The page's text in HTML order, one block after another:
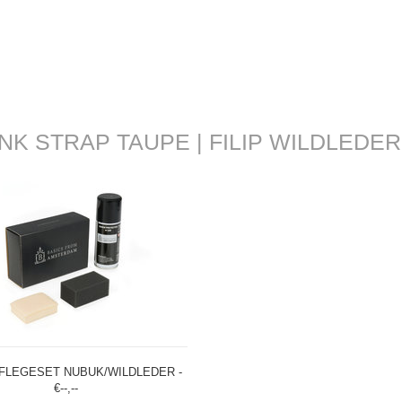
STRAP TAUPE | FILIP WILDLEDER
NUBUK/WILDLEDER -
€--,--